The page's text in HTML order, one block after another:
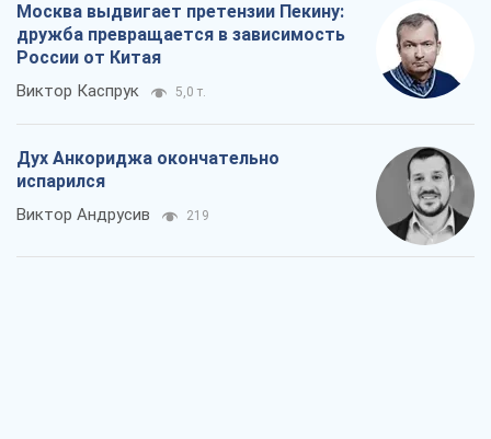
Москва выдвигает претензии Пекину:
дружба превращается в зависимость
России от Китая
Виктор Каспрук 5,0 т.
Дух Анкориджа окончательно
испарился
Виктор Андрусив 219